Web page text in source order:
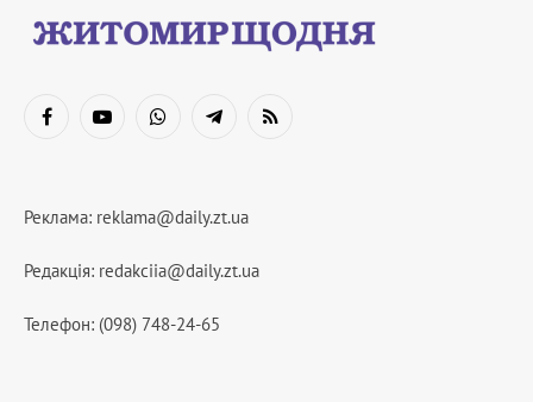
FacebookYouTubeWhatsAppTelegramRSS
Реклама: reklama@daily.zt.ua
Редакція: redakciia@daily.zt.ua
Телефон: (098) 748-24-65